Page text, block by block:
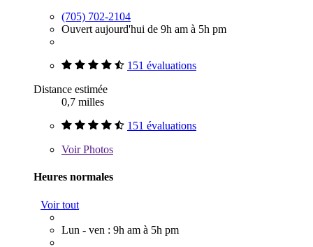
(705) 702-2104
Ouvert aujourd'hui de 9h am à 5h pm
151 évaluations
Distance estimée
0,7 milles
151 évaluations
VoirPhotos
Heures normales
Voir tout
Lun - ven : 9h am à 5h pm